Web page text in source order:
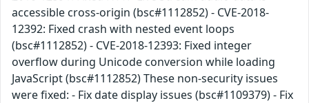
accessible cross-origin (bsc#1112852) - CVE-2018-
12392: Fixed crash with nested event loops
(bsc#1112852) - CVE-2018-12393: Fixed integer
overflow during Unicode conversion while loading
JavaScript (bsc#1112852) These non-security issues
were fixed: - Fix date display issues (bsc#1109379) - Fix